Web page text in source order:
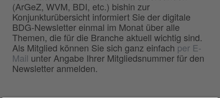
(ArGeZ, WVM, BDI, etc.) bishin zur
Konjunkturübersicht informiert Sie der digitale
BDG-Newsletter einmal im Monat über alle
Themen, die für die Branche aktuell wichtig sind.
Als Mitglied können Sie sich ganz einfach per E-
Mail unter Angabe Ihrer Mitgliedsnummer für den
Newsletter anmelden.